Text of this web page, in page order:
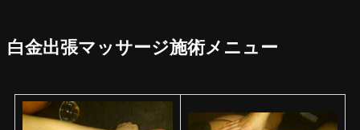
白金出張マッサージ施術メニュー